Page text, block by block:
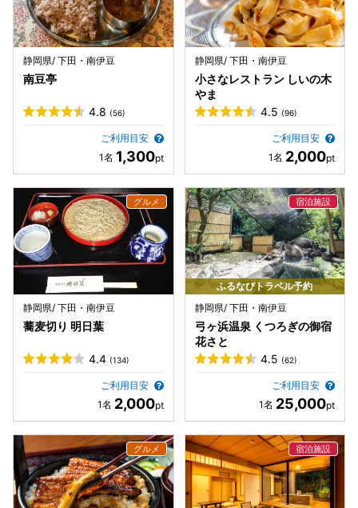
静岡県/ 下田・南伊豆
南豆亭
4.8 (56)
ご利用目安
1,300
静岡県/ 下田・南伊豆
小さなレストラン しいの木
やま
4.5 (96)
ご利用目安
2,000
静岡県/ 下田・南伊豆
蕎麦切り 明日葉
4.4 (134)
ご利用目安
2,000
ふるなびトラベル予約
静岡県/ 下田・南伊豆
弓ヶ浜温泉 くつろぎの御宿
花さと
4.5 (62)
ご利用目安
25,000